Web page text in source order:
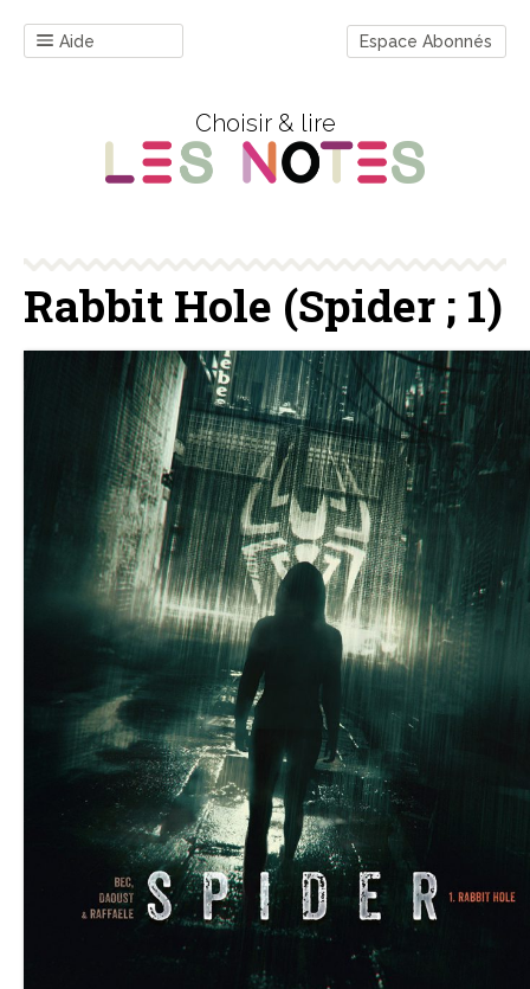
Aide Espace Abonnés
Choisir & lire
Rabbit Hole (Spider ; 1)